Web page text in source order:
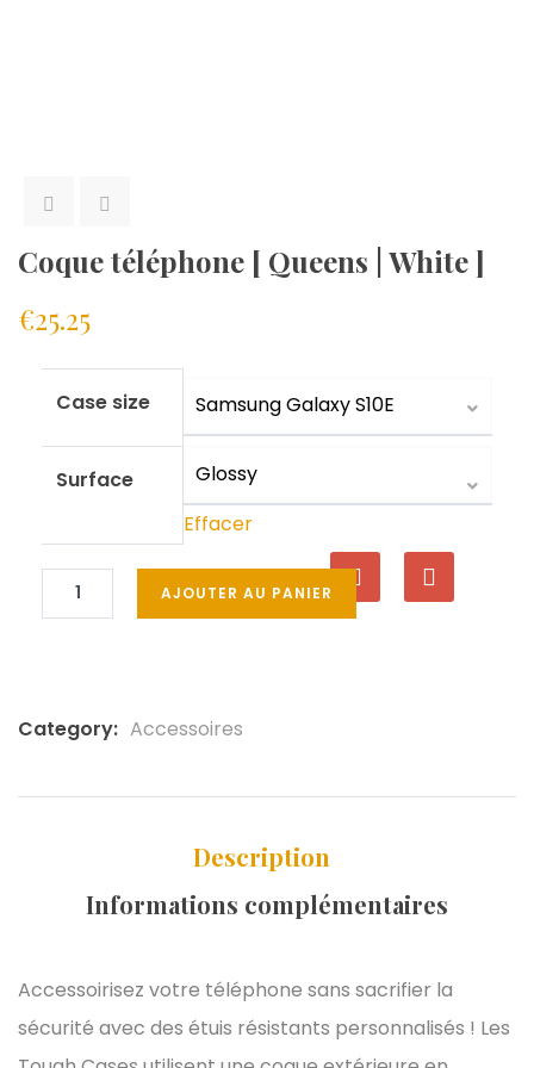
Coque téléphone [ Queens | White ]
€25.25
Case size
Surface
Effacer
AJOUTER AU PANIER
Category: Accessoires
Description
Informations complémentaires
Accessoirisez votre téléphone sans sacrifier la
sécurité avec des étuis résistants personnalisés ! Les